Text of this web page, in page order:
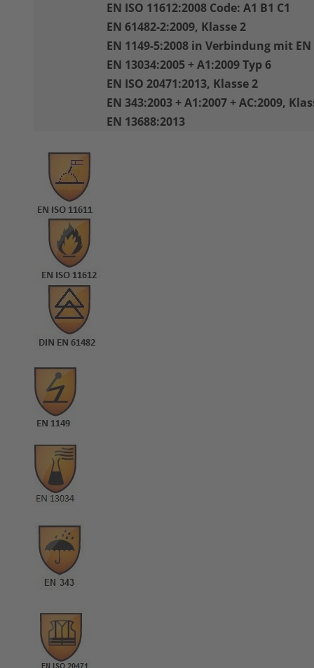
EN ISO 11612:2008 Code: A1 B1 C1
EN 61482-2:2009, Klasse 2
EN 1149-5:2008 in Verbindung mit EN
EN 13034:2005 + A1:2009 Typ 6
EN ISO 20471:2013, Klasse 2
EN 343:2003 + A1:2007 + AC:2009,
EN 13688:2013